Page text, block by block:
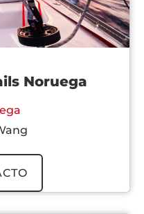
Noruega